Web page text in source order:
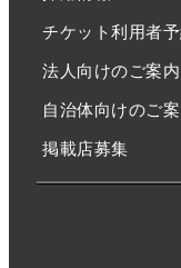
チケット利用者
法人向けのご案内
自治体向けのご
掲載店募集